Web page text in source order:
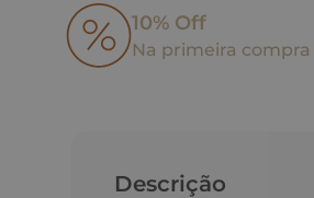
10% Off
Na primeira compra
Descrição